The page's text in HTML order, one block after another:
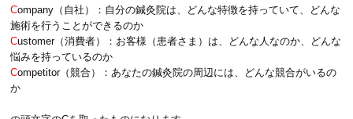
Company（自社）：自分の鍼灸院は、どんな特徴を持っていて、どんな
施術を行うことができるのか
Customer（消費者）：お客様（患者さま）は、どんな人なのか、どんな
悩みを持っているのか
Competitor（競合）：あなたの鍼灸院の周辺には、どんな競合がいるの
か